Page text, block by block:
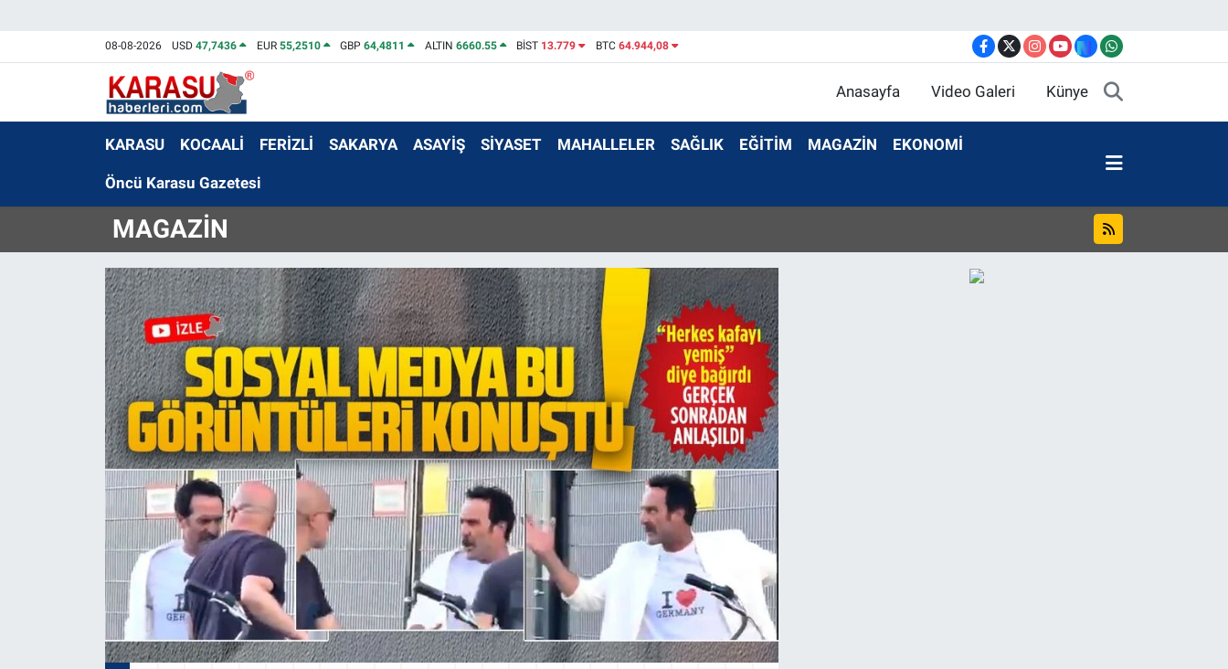
08-08-2026 USD47,7436 EUR 55,2510 GBP64,4811 ALTIN 6660.55 BİST 13.779 BTC 64.944,08
Anasayfa Video Galeri Künye
KARASU KOCAALİ FERİZLİ SAKARYA ASAYİŞ SİYASET MAHALLELER SAĞLIK EĞİTİM MAGAZİN EKONOMİ
Öncü Karasu Gazetesi
MAGAZİN